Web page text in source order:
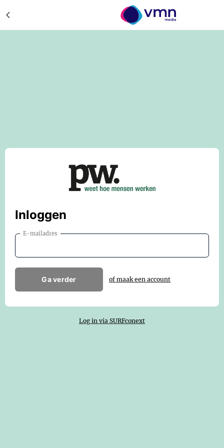
Inloggen
E-mailadres
Ga verder of maak een account
Log in via SURFconext